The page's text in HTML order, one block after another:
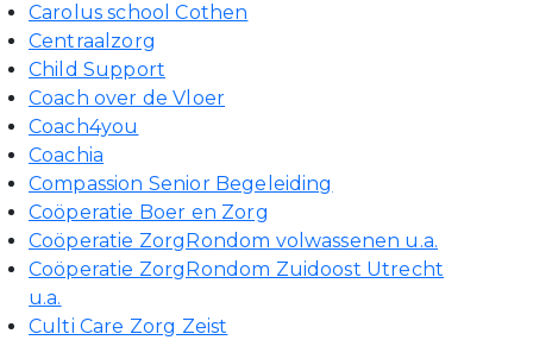
Carolus school Cothen
Centraalzorg
Child Support
Coach over de Vloer
Coach4you
Coachia
Compassion Senior Begeleiding
Coöperatie Boer en Zorg
Coöperatie ZorgRondom volwassenen u.a.
Coöperatie ZorgRondom Zuidoost Utrecht
u.a.
Culti Care Zorg Zeist